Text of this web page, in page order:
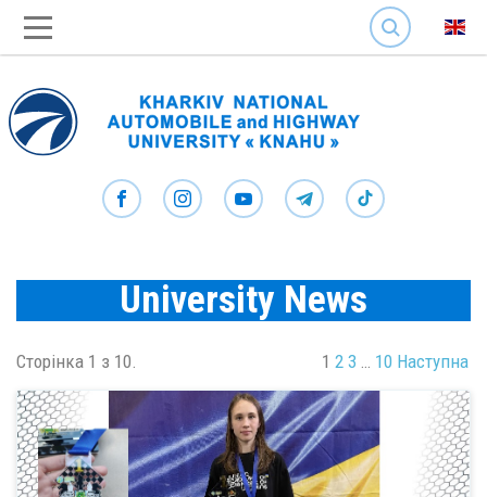
SEARCH
University News
Сторінка 1 з 10. 1 2 3 … 10 Наступна